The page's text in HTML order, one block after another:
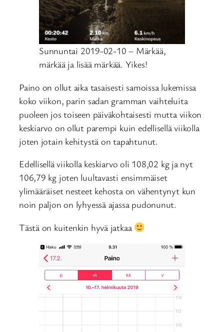
Sunnuntai 2019-02-10 – Märkää,
märkää ja lisää märkää. Yikes!
Paino on ollut aika tasaisesti samoissa lukemissa
koko viikon, parin sadan gramman vaihteluita
puoleen jos toiseen päiväkohtaisesti mutta viikon
keskiarvo on ollut parempi kuin edellisellä viikolla
joten jotain kehitystä on tapahtunut.
Edellisellä viikolla keskiarvo oli 108,02 kg ja nyt
106,79 kg joten luultavasti ensimmäiset
ylimääräiset nesteet kehosta on vähentynyt kun
noin paljon on lyhyessä ajassa pudonunut.
Tästä on kuitenkin hyvä jatkaa